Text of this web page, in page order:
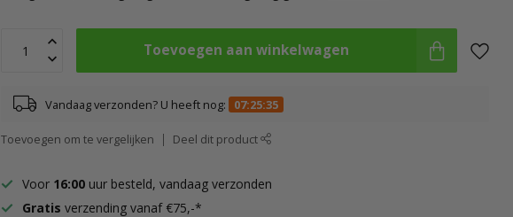
Toevoegen aan winkelwagen
Vandaag verzonden? U heeft nog: 07:25:34
Toevoegen om te vergelijken Deel dit product
Voor 16:00 uur besteld, vandaag verzonden
Gratis verzending vanaf €75,-*